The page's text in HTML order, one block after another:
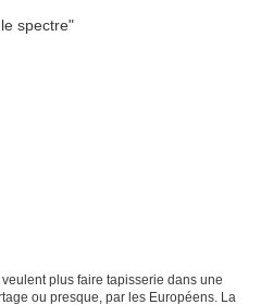
plus faire tapisserie dans une
ou presque, par les Européens. La